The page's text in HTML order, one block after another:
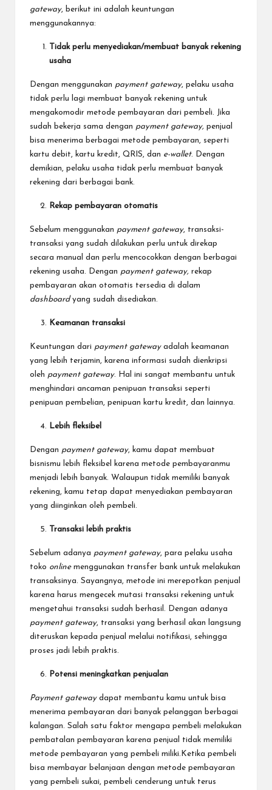
gateway, berikut ini adalah keuntungan
menggunakannya:
Tidak perlu menyediakan/membuat banyak rekening
usaha
Dengan menggunakan payment gateway, pelaku usaha
tidak perlu lagi membuat banyak rekening untuk
mengakomodir metode pembayaran dari pembeli. Jika
sudah bekerja sama dengan payment gateway, penjual
bisa menerima berbagai metode pembayaran, seperti
kartu debit, kartu kredit, QRIS, dan e-wallet. Dengan
demikian, pelaku usaha tidak perlu membuat banyak
rekening dari berbagai bank.
Rekap pembayaran otomatis
Sebelum menggunakan payment gateway, transaksi-
transaksi yang sudah dilakukan perlu untuk direkap
secara manual dan perlu mencocokkan dengan berbagai
rekening usaha. Dengan payment gateway, rekap
pembayaran akan otomatis tersedia di dalam
dashboard yang sudah disediakan.
Keamanan transaksi
Keuntungan dari payment gatewayadalah keamanan
yang lebih terjamin, karena informasi sudah dienkripsi
oleh payment gateway. Hal ini sangat membantu untuk
menghindari ancaman penipuan transaksi seperti
penipuan pembelian, penipuan kartu kredit, dan lainnya.
Lebih fleksibel
Dengan payment gateway, kamu dapat membuat
bisnismu lebih fleksibel karena metode pembayaranmu
menjadi lebih banyak. Walaupun tidak memiliki banyak
rekening, kamu tetap dapat menyediakan pembayaran
yang diinginkan oleh pembeli.
Transaksi lebih praktis
Sebelum adanya payment gateway, para pelaku usaha
toko online menggunakan transfer bank untuk melakukan
transaksinya. Sayangnya, metode ini merepotkan penjual
karena harus mengecek mutasi transaksi rekening untuk
mengetahui transaksi sudah berhasil. Dengan adanya
payment gateway, transaksi yang berhasil akan langsung
diteruskan kepada penjual melalui notifikasi, sehingga
proses jadi lebih praktis.
Potensi meningkatkan penjualan
Payment gatewaydapat membantu kamu untuk bisa
menerima pembayaran dari banyak pelanggan berbagai
kalangan. Salah satu faktor mengapa pembeli melakukan
pembatalan pembayaran karena penjual tidak memiliki
metode pembayaran yang pembeli miliki.Ketika pembeli
bisa membayar belanjaan dengan metode pembayaran
yang pembeli sukai, pembeli cenderung untuk terus